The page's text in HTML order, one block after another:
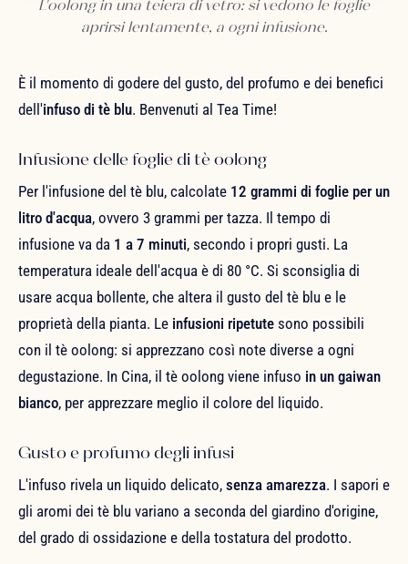
L'oolong in una teiera di vetro: si vedono le foglie
aprirsi lentamente, a ogni infusione.
È il momento di godere del gusto, del profumo e dei benefici
dell'infuso di tè blu. Benvenuti al Tea Time!
Infusione delle foglie di tè oolong
Per l'infusione del tè blu, calcolate 12 grammi di foglie per un
litro d'acqua, ovvero 3 grammi per tazza. Il tempo di
infusione va da 1 a 7 minuti, secondo i propri gusti. La
temperatura ideale dell'acqua è di 80 °C. Si sconsiglia di
usare acqua bollente, che altera il gusto del tè blu e le
proprietà della pianta. Le infusioni ripetute sono possibili
con il tè oolong: si apprezzano così note diverse a ogni
degustazione. In Cina, il tè oolong viene infuso in un gaiwan
bianco, per apprezzare meglio il colore del liquido.
Gusto e profumo degli infusi
L'infuso rivela un liquido delicato, senza amarezza. I sapori e
gli aromi dei tè blu variano a seconda del giardino d'origine,
del grado di ossidazione e della tostatura del prodotto.